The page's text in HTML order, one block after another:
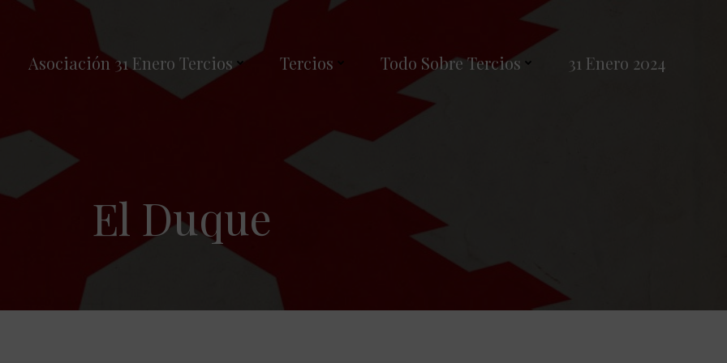
Asociación 31 Enero Tercios Tercios Todo Sobre Tercios 31 Enero 2024
El Duque